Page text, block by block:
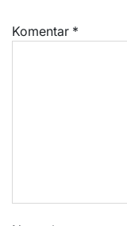
Komentar *